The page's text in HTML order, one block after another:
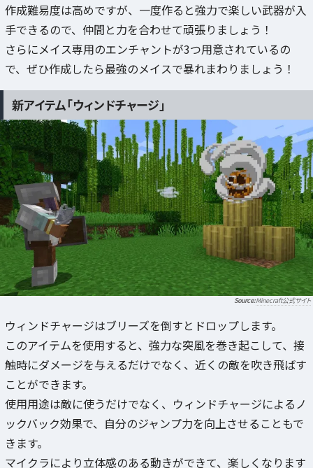
作成難易度は高めですが、一度作ると強力で楽しい武器が入
手できるので、仲間と力を合わせて頑張りましょう！
さらにメイス専用のエンチャントが3つ用意されているの
で、ぜひ作成したら最強のメイスで暴れまわりましょう！
新アイテム「ウィンドチャージ」
Minecraft公式サイト
ウィンドチャージはブリーズを倒すとドロップします。
このアイテムを使用すると、強力な突風を巻き起こして、接
触時にダメージを与えるだけでなく、近くの敵を吹き飛ばす
ことができます。
使用用途は敵に使うだけでなく、ウィンドチャージによるノ
ックバック効果で、自分のジャンプ力を向上させることもで
きます。
マイクラにより立体感のある動きができて、楽しくなります